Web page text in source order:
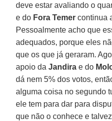
deve estar avaliando o
e do Fora Temer continua
Pessoalmente acho que
adequados, porque eles
que os que já geraram.
apoio daJandira e do
dá nem 5% dos votos,
alguma coisa no segundo
ele tem para dar para
que não o conhece e